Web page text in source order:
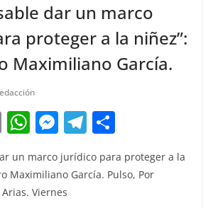
dar un marco
proteger a la niñez”:
Maximiliano García.
E
ai
l
W
at
s
M
e
ss
e
T
e m
un marco jurídico para proteger a la
Maximiliano García. Pulso, Por
Viernes